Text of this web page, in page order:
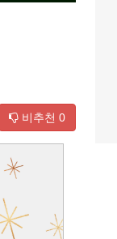
비추천 0